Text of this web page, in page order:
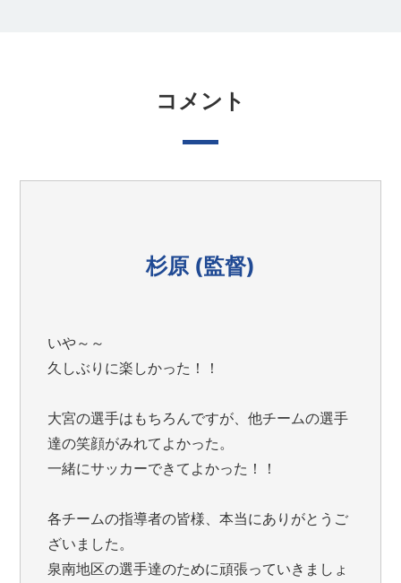
コメント
杉原 (監督)
いや～～
久しぶりに楽しかった！！
大宮の選手はもちろんですが、他チームの選手
達の笑顔がみれてよかった。
一緒にサッカーできてよかった！！
各チームの指導者の皆様、本当にありがとうご
ざいました。
泉南地区の選手達のために頑張っていきましょ